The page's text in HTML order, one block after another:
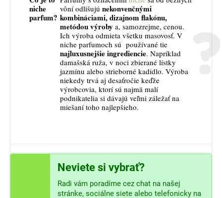
niche
parfum?
vôní odlišujú nekonvenčnými
kombináciami, dizajnom flakónu,
metódou výroby a, samozrejme, cenou.
Ich výroba odmieta všetku masovosť. V
niche parfumoch sú používané tie
najluxusnejšie ingrediencie. Napríklad
damašská ruža, v noci zbierané lístky
jazmínu alebo strieborné kadidlo. Výroba
niekedy trvá aj desaťročie keďže
výrobcovia, ktorí sú najmä malí
podnikatelia si dávajú veľmi záležať na
miešaní toho najlepšieho.
Neviete si vybrať?
Radi vám poradíme cez chat na našej
stránke, sociálne siete alebo telefonicky na